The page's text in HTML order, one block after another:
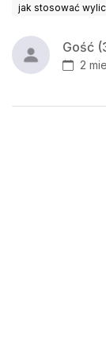
jak stosować
Gość
2